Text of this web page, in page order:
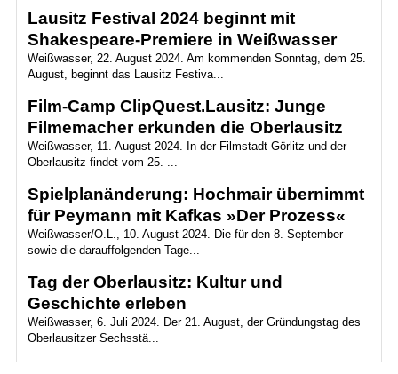
Lausitz Festival 2024 beginnt mit
Shakespeare-Premiere in Weißwasser
Weißwasser, 22. August 2024. Am kommenden Sonntag, dem 25.
August, beginnt das Lausitz Festiva...
Film-Camp ClipQuest.Lausitz: Junge
Filmemacher erkunden die Oberlausitz
Weißwasser, 11. August 2024. In der Filmstadt Görlitz und der
Oberlausitz findet vom 25. ...
Spielplanänderung: Hochmair übernimmt
für Peymann mit Kafkas »Der Prozess«
Weißwasser/O.L., 10. August 2024. Die für den 8. September
sowie die darauffolgenden Tage...
Tag der Oberlausitz: Kultur und
Geschichte erleben
Weißwasser, 6. Juli 2024. Der 21. August, der Gründungstag des
Oberlausitzer Sechsstä...